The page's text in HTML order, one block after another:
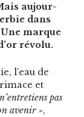
aujour­
dans
mar­que
révolu.
l’eau de
et
pas
avenir »,